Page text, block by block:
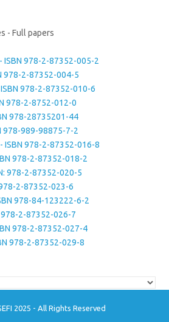
- Full papers
ISBN 978-2-87352-005-2
978-2-87352-004-5
978-2-87352-010-6
978-2-8752-012-0
978-28735201-44
978-989-98875-7-2
ISBN 978-2-87352-016-8
978-2-87352-018-2
978-2-87352-020-5
2-87352-023-6
978-84-123222-6-2
978-2-87352-026-7
978-2-87352-027-4
978-2-87352-029-8
2025 - All Rights Reserved